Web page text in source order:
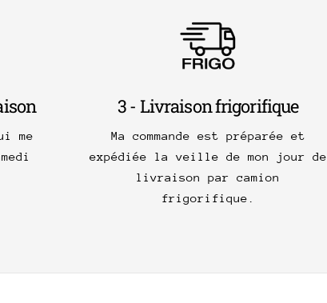
me
3 - Livraison frigorifique
Ma commande est préparée et
expédiée la veille de mon jour de
livraison par camion
frigorifique.